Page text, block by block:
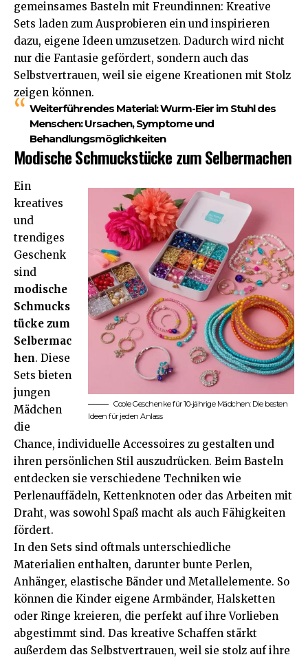
gemeinsames Basteln mit Freundinnen: Kreative
Sets laden zum Ausprobieren ein und inspirieren
dazu, eigene Ideen umzusetzen. Dadurch wird nicht
nur die Fantasie gefördert, sondern auch das
Selbstvertrauen, weil sie eigene Kreationen mit Stolz
zeigen können.
Weiterführendes Material:Wurm-Eier im Stuhl des
Menschen: Ursachen, Symptome und
Behandlungsmöglichkeiten
Modische Schmuckstücke zum Selbermachen
Coole Geschenke für 10-jährige Mädchen: Die besten
Ideen für jeden Anlass
Ein
kreatives
und
trendiges
Geschenk
sind
modische
Schmucks
tücke zum
Selbermac
hen. Diese
Sets bieten
jungen
Mädchen
die
Chance, individuelle Accessoires zu gestalten und
ihren persönlichen Stil auszudrücken. Beim Basteln
entdecken sie verschiedene Techniken wie
Perlenauffädeln, Kettenknoten oder das Arbeiten mit
Draht, was sowohl Spaß macht als auch Fähigkeiten
fördert.
In den Sets sind oftmals unterschiedliche
Materialien enthalten, darunter bunte Perlen,
Anhänger, elastische Bänder und Metallelemente. So
können die Kinder eigene Armbänder, Halsketten
oder Ringe kreieren, die perfekt auf ihre Vorlieben
abgestimmt sind. Das kreative Schaffen stärkt
außerdem das Selbstvertrauen, weil sie stolz auf ihre